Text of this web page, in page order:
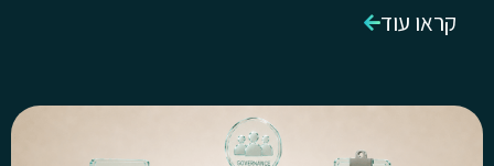
קראו עוד